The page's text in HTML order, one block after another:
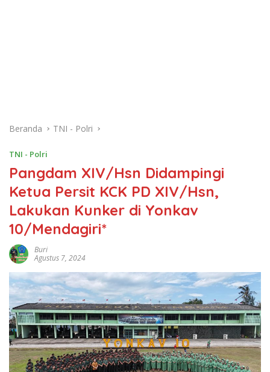
Beranda TNI - Polri
TNI - Polri
Pangdam XIV/Hsn Didampingi
Ketua Persit KCK PD XIV/Hsn,
Lakukan Kunker di Yonkav
10/Mendagiri*
Buri
Agustus 7, 2024